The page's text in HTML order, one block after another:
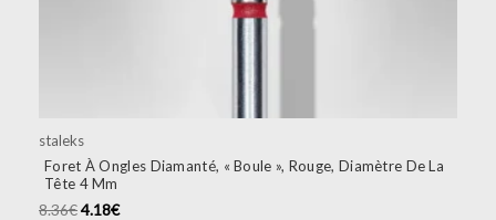
staleks
Foret À Ongles Diamanté, « Boule », Rouge, Diamètre De La
Tête 4 Mm
8.36€4.18€